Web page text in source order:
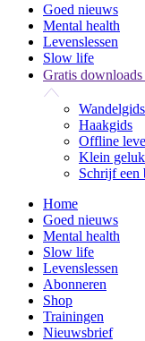
Goed nieuws
Mental health
Levenslessen
Slow life
Gratis downloads
Wandelgids
Haakgids
Offline
Klein
Schrijf een
Home
Goed nieuws
Mental health
Slow life
Levenslessen
Abonneren
Shop
Trainingen
Nieuwsbrief